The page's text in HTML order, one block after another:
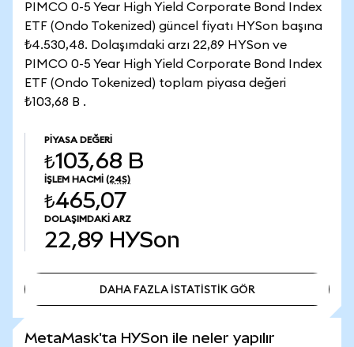
PIMCO 0-5 Year High Yield Corporate Bond Index
ETF (Ondo Tokenized) güncel fiyatı HYSon başına
₺4.530,48. Dolaşımdaki arzı 22,89 HYSon ve
PIMCO 0-5 Year High Yield Corporate Bond Index
ETF (Ondo Tokenized) toplam piyasa değeri
₺103,68 B .
PIYASA DEĞERI
₺103,68 B
İŞLEM HACMI (24S)
₺465,07
DOLAŞIMDAKI ARZ
22,89 HYSon
DAHA FAZLA İSTATİSTİK GÖR
MetaMask'ta HYSon ile neler yapılır